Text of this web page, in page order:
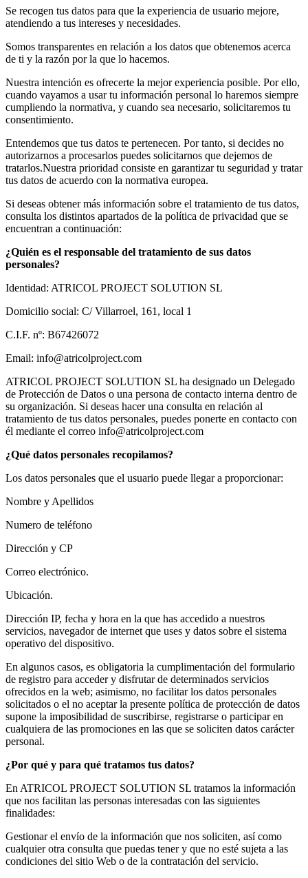
Se recogen tus datos para que la experiencia de usuario mejore,
atendiendo a tus intereses y necesidades.
Somos transparentes en relación a los datos que obtenemos acerca
de ti y la razón por la que lo hacemos.
Nuestra intención es ofrecerte la mejor experiencia posible. Por ello,
cuando vayamos a usar tu información personal lo haremos siempre
cumpliendo la normativa, y cuando sea necesario, solicitaremos tu
consentimiento.
Entendemos que tus datos te pertenecen. Por tanto, si decides no
autorizarnos a procesarlos puedes solicitarnos que dejemos de
tratarlos.Nuestra prioridad consiste en garantizar tu seguridad y tratar
tus datos de acuerdo con la normativa europea.
Si deseas obtener más información sobre el tratamiento de tus datos,
consulta los distintos apartados de la política de privacidad que se
encuentran a continuación:
¿Quién es el responsable del tratamiento de sus datos
personales?
Identidad: ATRICOL PROJECT SOLUTION SL
Domicilio social: C/ Villarroel, 161, local 1
C.I.F. nº: B67426072
Email: info@atricolproject.com
ATRICOL PROJECT SOLUTION SL ha designado un Delegado
de Protección de Datos o una persona de contacto interna dentro de
su organización. Si deseas hacer una consulta en relación al
tratamiento de tus datos personales, puedes ponerte en contacto con
él mediante el correo info@atricolproject.com
¿Qué datos personales recopilamos?
Los datos personales que el usuario puede llegar a proporcionar:
Nombre y Apellidos
Numero de teléfono
Dirección y CP
Correo electrónico.
Ubicación.
Dirección IP, fecha y hora en la que has accedido a nuestros
servicios, navegador de internet que uses y datos sobre el sistema
operativo del dispositivo.
En algunos casos, es obligatoria la cumplimentación del formulario
de registro para acceder y disfrutar de determinados servicios
ofrecidos en la web; asimismo, no facilitar los datos personales
solicitados o el no aceptar la presente política de protección de datos
supone la imposibilidad de suscribirse, registrarse o participar en
cualquiera de las promociones en las que se soliciten datos carácter
personal.
¿Por qué y para qué tratamos tus datos?
En ATRICOL PROJECT SOLUTION SL tratamos la información
que nos facilitan las personas interesadas con las siguientes
finalidades:
Gestionar el envío de la información que nos soliciten, así como
cualquier otra consulta que puedas tener y que no esté sujeta a las
condiciones del sitio Web o de la contratación del servicio.